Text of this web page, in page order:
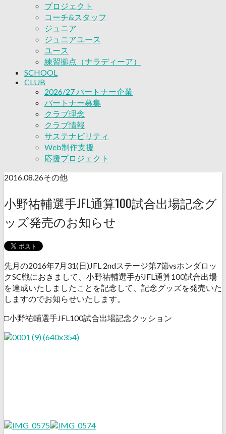
プロジェクト
コーチ&スタッフ
ジュニア
ジュニアユース
ユース
練習拠点（ナラディーア）
SCHOOL
CLUB
2026/27 パートナー企業
パートナー募集
クラブ理念
クラブ情報
サステナビリティ
Web制作支援
応援プロジェクト
2016.08.26その他
小野祐輔選手JFL通算100試合出場記念グ
ッズ発売のお知らせ
先月の2016年7月31(日)JFL 2ndステージ第7節vsホンダロッ
クSC戦におきまして、小野祐輔選手がJFL通算100試合出場
を達成いたしましたことを記念して、記念グッズを発売いた
しますのでお知らせいたします。
□小野祐輔選手JFL100試合出場記念クッション